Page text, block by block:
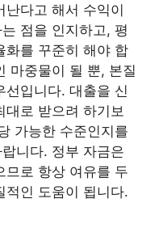
난다고 해서 수익이
점을 인지하고, 평
화를 꾸준히 해야 합
마중물이 될 뿐, 본질
선입니다. 대출을 신
로 받으려 하기보
가능한 수준인지를
니다. 정부 자금은
므로 항상 여유를 두
적인 도움이 됩니다.